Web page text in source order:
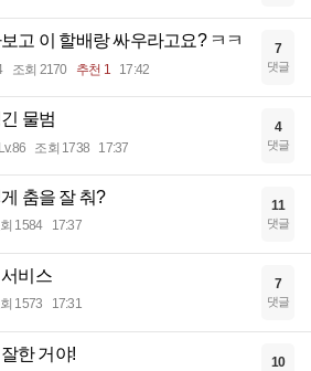
고 이 할배랑 싸우라고요? ㅋㅋ
조회 2170 추천 1 17:42
7
댓글
물범
Lv.86 조회 1738 17:37
4
댓글
춤을 잘 춰?
1584 17:37
11
댓글
비스
1573 17:31
7
댓글
한 거야! 10